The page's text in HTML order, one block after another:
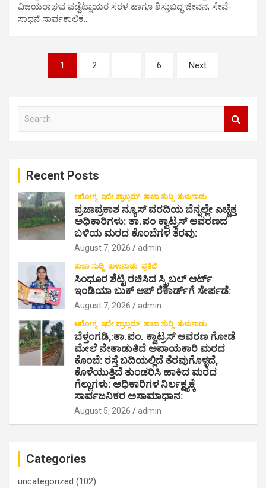
ವಿಜಯರಾಘವ ಪಡ್ವೆಟ್ನಾಯರ ಸರಳ ಹಾಗೂ ಶಿಸ್ತುಬದ್ಧ ಜೀವನ, ಸೇವೆ-
ಸಾಧನೆ ಸಾರ್ವಕಾಲಿಕ…
s
1 2 … 6 Next
Recent Posts
ಆರೋಗ್ಯ ಇದೇ ಪ್ರಾಬ್ಲಮ್ ತಾಜಾ ಸುದ್ದಿ ತುಳುನಾಡು
ಪ್ರಜಾಪ್ರಕಾಶ ನ್ಯೂಸ್ ವರದಿಯ ಬೆನ್ನಲ್ಲೇ ಎಚ್ಚೆತ್ತ
ಅಧಿಕಾರಿಗಳು: ತಾ.ಪಂ ಕ್ವಾಟ್ರಸ್ ಆವರಣದ
ಬಳಿಯ ಮರದ ಕೊಂಬೆಗಳ ತೆರವು:
August 7, 2026 admin
ತಾಜಾ ಸುದ್ದಿ ತುಳುನಾಡು ಪ್ರತಿಭೆ
ಸಿಂಧೂರ ಶೆಟ್ಟಿ ರಚಿಸಿದ ಸ್ಕ್ರಿಬಲ್ ಆರ್ಟ್
ಇಂಡಿಯಾ ಬುಕ್ ಆಪ್ ರೆಕಾರ್ಡ್‌ಗೆ ಸೇರ್ಪಡೆ:
August 7, 2026 admin
ಆರೋಗ್ಯ ಇದೇ ಪ್ರಾಬ್ಲಮ್ ತಾಜಾ ಸುದ್ದಿ ತುಳುನಾಡು
ಬೆಳ್ತಂಗಡಿ,:ತಾ.ಪಂ‌. ಕ್ವಾಟ್ರಸ್ ಆವರಣ ಗೋಡೆ
ಮೇಲೆ ನೇತಾಡುತಿದೆ ಅಪಾಯಕಾರಿ ಮರದ
ಕೊಂಬೆ: ರಸ್ತೆ ಬದಿಯಲ್ಲಿದೆ ತೆರವುಗೊಳ್ಳದೆ,
ಕೊಳೆಯುತ್ತಿದೆ ತುಂಡರಿಸಿ ಹಾಕಿದ ಮರದ
ಗೆಲ್ಲುಗಳು: ಅಧಿಕಾರಿಗಳ ನಿರ್ಲಕ್ಷ್ಯಕ್ಕೆ
ಸಾರ್ವಜನಿಕರ ಅಸಾಮಾಧಾನ:
August 5, 2026 admin
Categories
uncategorized (102)